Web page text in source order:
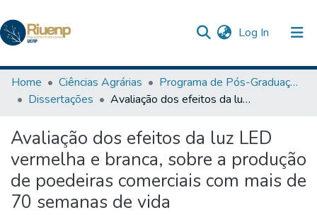
Log In (current)
Communities & Collections
Browse DSpace
Statistics
The Repository
Home Ciências Agrárias
Programa de Pós-Graduação em Agronomia
Dissertações
Avaliação dos efeitos da luz LED vermelha e branca, sobre a produção de poedeiras comerciais com mais de 70 semanas de vida
Avaliação dos efeitos da luz LED
vermelha e branca, sobre a produção
de poedeiras comerciais com mais de
70 semanas de vida